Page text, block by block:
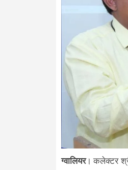
ग्वालियर। कलेक्टर